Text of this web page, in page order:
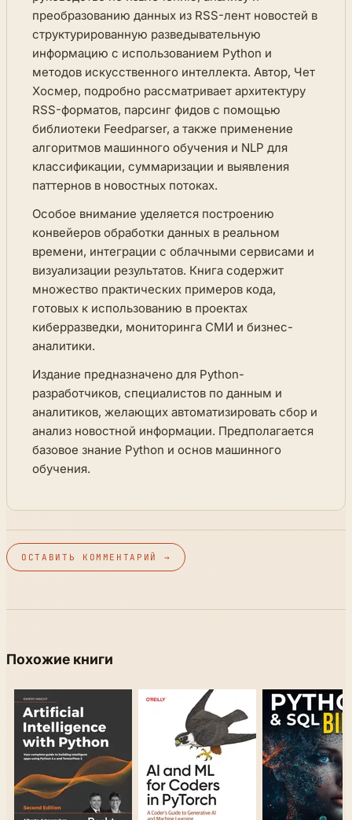
преобразованию данных из RSS-лент новостей в
структурированную разведывательную
информацию с использованием Python и
методов искусственного интеллекта. Автор, Чет
Хосмер, подробно рассматривает архитектуру
RSS-форматов, парсинг фидов с помощью
библиотеки Feedparser, а также применение
алгоритмов машинного обучения и NLP для
классификации, суммаризации и выявления
паттернов в новостных потоках.
Особое внимание уделяется построению
конвейеров обработки данных в реальном
времени, интеграции с облачными сервисами и
визуализации результатов. Книга содержит
множество практических примеров кода,
готовых к использованию в проектах
киберразведки, мониторинга СМИ и бизнес-
аналитики.
Издание предназначено для Python-
разработчиков, специалистов по данным и
аналитиков, желающих автоматизировать сбор и
анализ новостной информации. Предполагается
базовое знание Python и основ машинного
обучения.
ОСТАВИТЬ КОММЕНТАРИЙ →
Похожие книги